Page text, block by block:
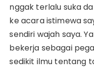
nggak terlalu suka
ke acara istimewa
sendiri wajah saya.
bekerja sebagai
sedikit ilmu tentang